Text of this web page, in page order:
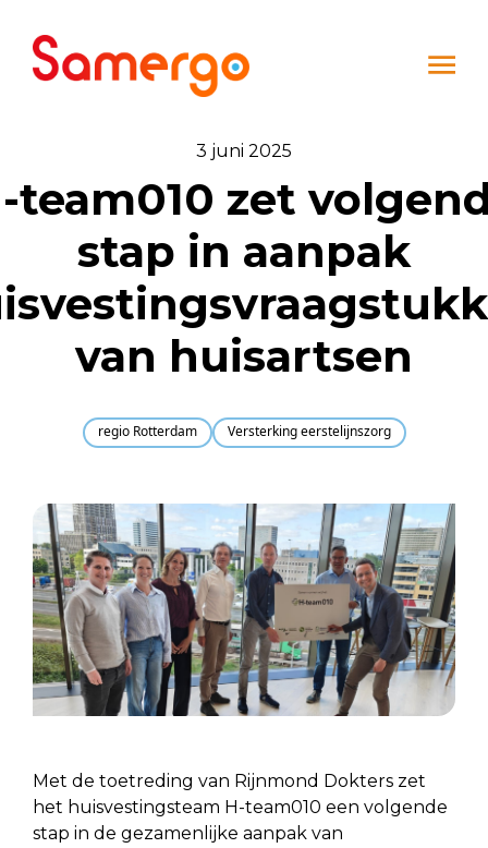
3 juni 2025
team010 zet
stap in aanpak
van huisartsen
regio Rotterdam Versterking eerstelijnszorg
Met de toetreding van Rijnmond Dokters zet
het huisvestingsteam H-team010 een volgende
stap in de gezamenlijke aanpak van